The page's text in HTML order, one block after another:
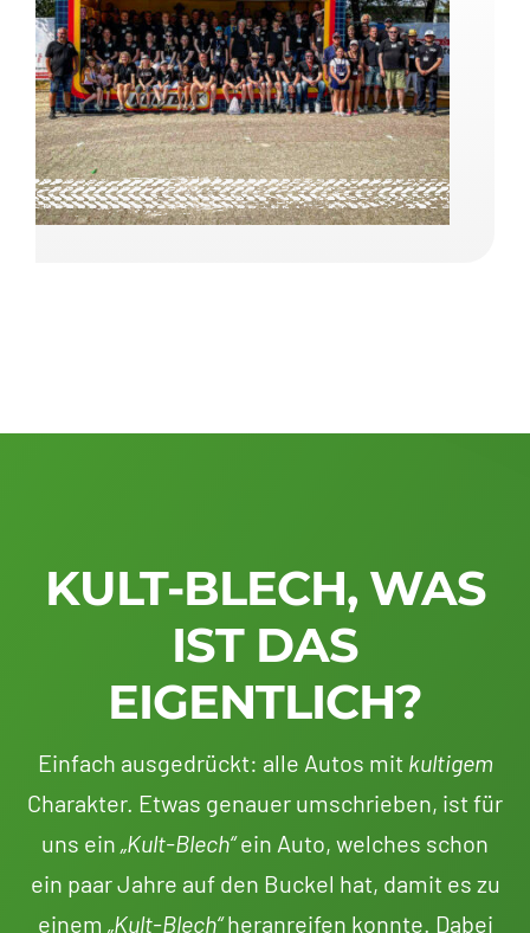
KULT-BLECH, WAS
IST DAS
EIGENTLICH?
Einfach ausgedrückt: alle Autos mit kultigem
Charakter. Etwas genauer umschrieben, ist für
uns ein „Kult-Blech“ein Auto, welches schon
ein paar Jahre auf den Buckel hat, damit es zu
einem „Kult-Blech“heranreifen konnte. Dabei